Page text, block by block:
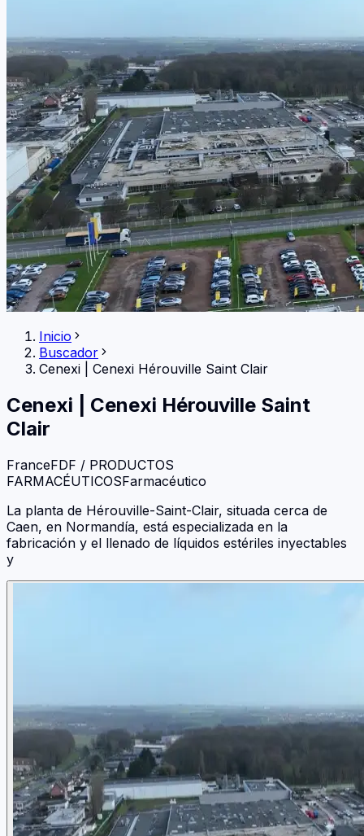
Inicio
Buscador
Cenexi
Cenexi Hérouville Saint Clair
Cenexi
Cenexi Hérouville Saint
Clair
FranceFDF / PRODUCTOS
FARMACÉUTICOSFarmacéutico
La planta de Hérouville-Saint-Clair, situada cerca de
Caen, en Normandía, está especializada en la
fabricación y el llenado de líquidos estériles inyectables
y